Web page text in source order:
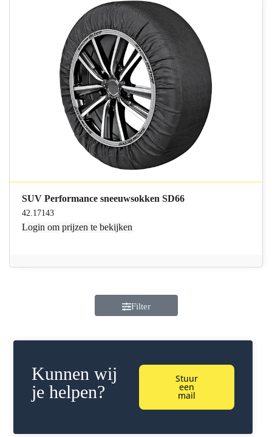
SUV Performance sneeuwsokken SD66
42.17143
Login om prijzen te bekijken
Filter
Kunnen wij
je helpen?
Stuur
een
mail